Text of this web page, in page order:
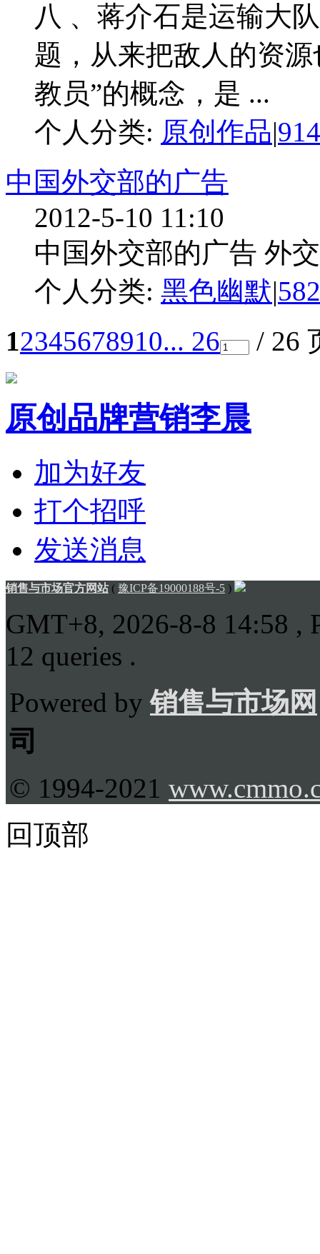
八 、蒋介石是运输大
题，从来把敌人的资
教员”的概念，是 ...
个人分类: 原创作品|
中国外交部的广告
2012-5-10 11:10
中国外交部的广告 外
个人分类: 黑色幽默|
12345678910... 26 / 26
原创品牌营销李晨
加为好友
打个招呼
发送消息
销售与市场官方网站( 豫ICP备19000188号-5 )
GMT+8, 2026-8-8 14:58 ,
12 queries .
Powered by销售与市场网
司
© 1994-2021
回顶部